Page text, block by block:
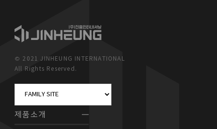
© 2021 JINHEUNG INTERNATIONAL
All Rights Reserved.
제품소개